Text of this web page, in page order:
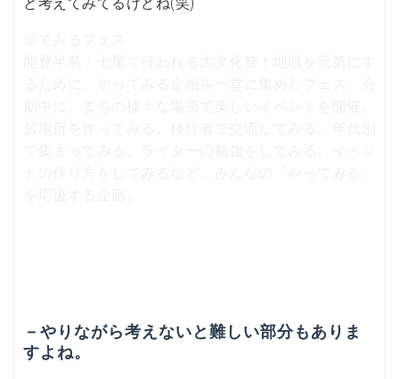
－やりながら考えないと難しい部分もありま
すよね。